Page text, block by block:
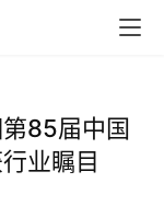
85届中国
业瞩目